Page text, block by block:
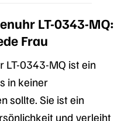
LT-0343-MQ:
Frau
LT-0343-MQ ist ein
in keiner
sollte. Sie ist ein
und verleiht